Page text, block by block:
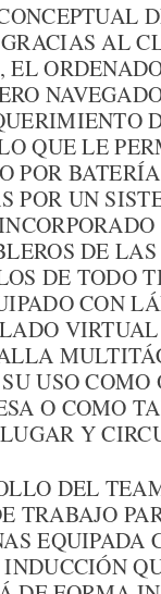
AL
EL
QUE LE
POR
POR UN
DE
DE TODO
CON
USO COMO
O COMO
Y
DEL
TRABAJO
EQUIPADA